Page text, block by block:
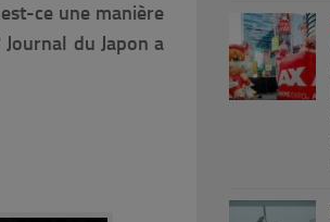
ce une manière
du Japon a